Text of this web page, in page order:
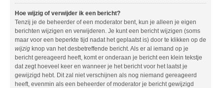
Hoe wijzig of verwijder ik een bericht?
Tenzij je de beheerder of een moderator bent, kun je alleen je eigen
berichten wijzigen en verwijderen. Je kunt een bericht wijzigen (soms
maar voor een beperkte tijd nadat het geplaatst is) door te klikken op de
wijzig knop van het desbetreffende bericht. Als er al iemand op je
bericht gereageerd heeft, komt er onderaan je bericht een klein tekstje
dat zegt hoeveel keer en wanneer je het bericht voor het laatst je
gewijzigd hebt. Dit zal niet verschijnen als nog niemand gereageerd
heeft, evenmin als een beheerder of moderator je bericht gewijzigd